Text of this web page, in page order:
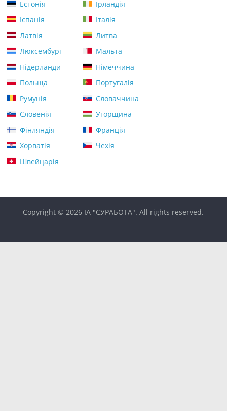
Естонія
Ірландія
Іспанія
Італія
Латвія
Литва
Люксембург
Мальта
Нідерланди
Німеччина
Польща
Португалія
Румунія
Словаччина
Словенія
Угорщина
Фінляндія
Франція
Хорватія
Чехія
Швейцарія
Copyright © 2026 ІА "ЄУРАБОТА". All rights reserved.